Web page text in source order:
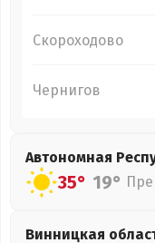
Скороходово
Чернигов
Автономная
35° 19°
Винницкая